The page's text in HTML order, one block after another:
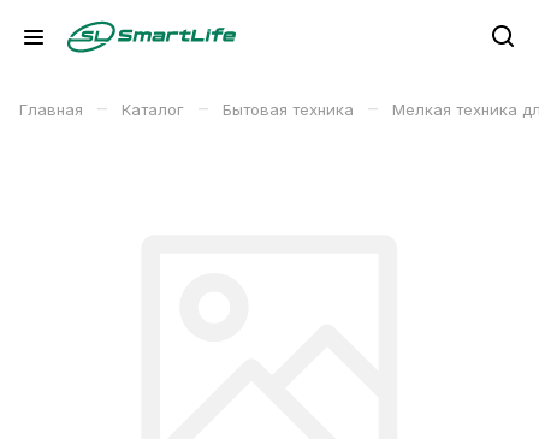
Главная – Каталог – Бытовая техника – Мелкая техника